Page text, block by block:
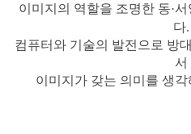
이미지의 역할을 조명한 동·
다.
컴퓨터와 기술의 발전으로 방
서
이미지가 갖는 의미를 생